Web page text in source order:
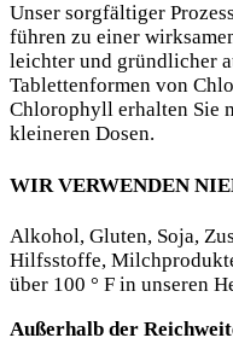
Unser sorgfältiger
führen zu einer
leichter und gründlicher
Tablettenformen von
Chlorophyll erhalten Sie
kleineren Dosen.
WIR VERWENDEN
Alkohol, Gluten, Soja,
Hilfsstoffe,
über 100 ° F in unseren
Außerhalb der